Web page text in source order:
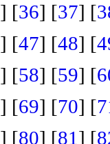
] [36] [37] [
] [47] [48] [
] [58] [59] [
] [69] [70] [
] [80] [81 ] [